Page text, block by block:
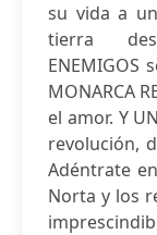
su vida a
tierra
ENEMIGOS
MONARCA
el amor. Y
revolución,
Adéntrate
Norta y los